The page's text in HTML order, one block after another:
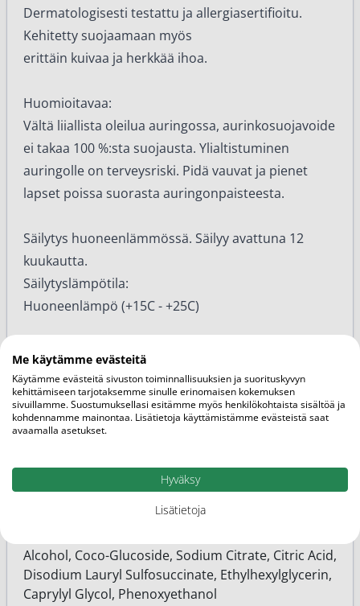
Dermatologisesti testattu ja allergiasertifioitu.
Kehitetty suojaamaan myös
erittäin kuivaa ja herkkää ihoa.
Huomioitavaa:
Vältä liiallista oleilua auringossa, aurinkosuojavoide
ei takaa 100 %:sta suojausta. Ylialtistuminen
auringolle on terveysriski. Pidä vauvat ja pienet
lapset poissa suorasta auringonpaisteesta.
Säilytys huoneenlämmössä. Säilyy avattuna 12
kuukautta.
Säilytyslämpötila:
Huoneenlämpö (+15C - +25C)
Aqua, Dibutyl Adipate, Diethylamino
Hydroxybenzoyl Hexyl Benzoate,
PhenoxyethylCaprylate, C12-15 Alkyl Benzoate,
Ethylhexyl Triazone, Bis-Ethylhexyloxyphenol
Methoxyphenyl Triazine, Diethylhexyl Butamido
Methacrylate Copolymer, Glycerin, Persea
Gratissima Oil, Tocopheryl Acetate, XanthanGum,
VP/Eicosene Copolymer, Potassium Cetyl
Alcohol, Coco-Glucoside, Sodium Citrate, Citric Acid,
Disodium Lauryl Sulfosuccinate, Ethylhexylglycerin,
Caprylyl Glycol, Phenoxyethanol
Me käytämme evästeitä
Käytämme evästeitä sivuston toiminnallisuuksien ja suorituskyvyn
kehittämiseen tarjotaksemme sinulle erinomaisen kokemuksen
sivuillamme. Suostumuksellasi esitämme myös henkilökohtaista sisältöä ja
kohdennamme mainontaa. Lisätietoja käyttämistämme evästeistä saat
avaamalla asetukset.
Hyväksy
Lisätietoja